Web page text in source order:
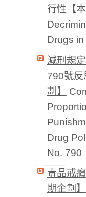
行性【本
Drugs in
減刑規
790號反
劃】
Drug
No. 790
毒品戒
期企劃】